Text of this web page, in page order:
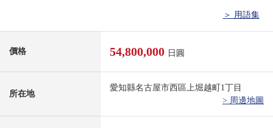
＞ 用語集
價格 54,800,000 日圓
所在地
愛知縣名古屋市西區上堀越町1丁目
> 周邊地圖